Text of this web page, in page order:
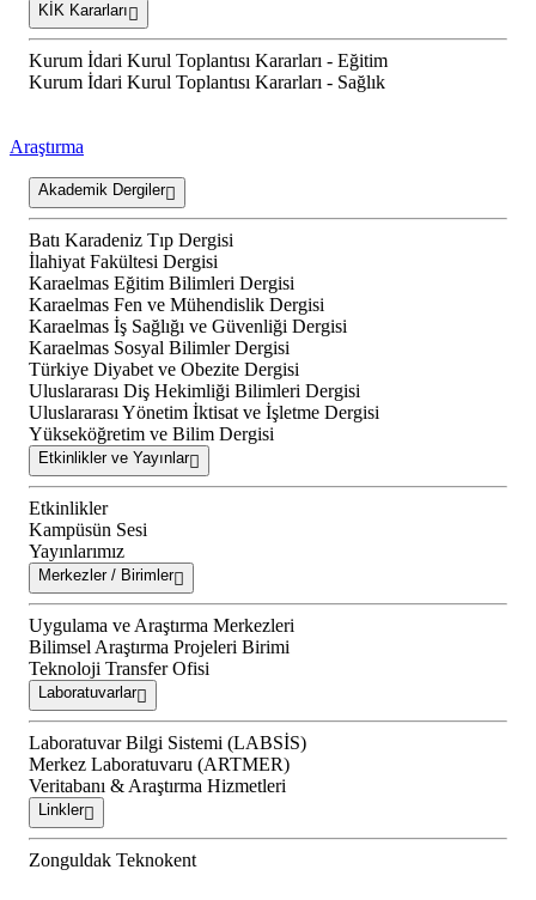
KİK Kararları
Kurum İdari Kurul Toplantısı Kararları - Eğitim
Kurum İdari Kurul Toplantısı Kararları - Sağlık
Araştırma
Akademik Dergiler
Batı Karadeniz Tıp Dergisi
İlahiyat Fakültesi Dergisi
Karaelmas Eğitim Bilimleri Dergisi
Karaelmas Fen ve Mühendislik Dergisi
Karaelmas İş Sağlığı ve Güvenliği Dergisi
Karaelmas Sosyal Bilimler Dergisi
Türkiye Diyabet ve Obezite Dergisi
Uluslararası Diş Hekimliği Bilimleri Dergisi
Uluslararası Yönetim İktisat ve İşletme Dergisi
Yükseköğretim ve Bilim Dergisi
Etkinlikler ve Yayınlar
Etkinlikler
Kampüsün Sesi
Yayınlarımız
Merkezler / Birimler
Uygulama ve Araştırma Merkezleri
Bilimsel Araştırma Projeleri Birimi
Teknoloji Transfer Ofisi
Laboratuvarlar
Laboratuvar Bilgi Sistemi (LABSİS)
Merkez Laboratuvaru (ARTMER)
Veritabanı & Araştırma Hizmetleri
Linkler
Zonguldak Teknokent